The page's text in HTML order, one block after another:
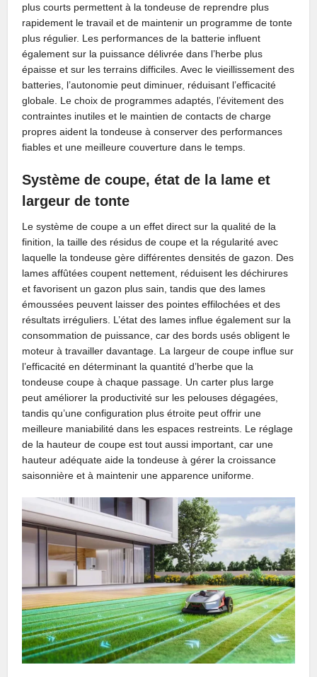
plus courts permettent à la tondeuse de reprendre plus
rapidement le travail et de maintenir un programme de tonte
plus régulier. Les performances de la batterie influent
également sur la puissance délivrée dans l’herbe plus
épaisse et sur les terrains difficiles. Avec le vieillissement des
batteries, l’autonomie peut diminuer, réduisant l’efficacité
globale. Le choix de programmes adaptés, l’évitement des
contraintes inutiles et le maintien de contacts de charge
propres aident la tondeuse à conserver des performances
fiables et une meilleure couverture dans le temps.
Système de coupe, état de la lame et
largeur de tonte
Le système de coupe a un effet direct sur la qualité de la
finition, la taille des résidus de coupe et la régularité avec
laquelle la tondeuse gère différentes densités de gazon. Des
lames affûtées coupent nettement, réduisent les déchirures
et favorisent un gazon plus sain, tandis que des lames
émoussées peuvent laisser des pointes effilochées et des
résultats irréguliers. L’état des lames influe également sur la
consommation de puissance, car des bords usés obligent le
moteur à travailler davantage. La largeur de coupe influe sur
l’efficacité en déterminant la quantité d’herbe que la
tondeuse coupe à chaque passage. Un carter plus large
peut améliorer la productivité sur les pelouses dégagées,
tandis qu’une configuration plus étroite peut offrir une
meilleure maniabilité dans les espaces restreints. Le réglage
de la hauteur de coupe est tout aussi important, car une
hauteur adéquate aide la tondeuse à gérer la croissance
saisonnière et à maintenir une apparence uniforme.